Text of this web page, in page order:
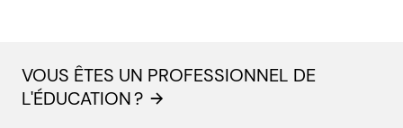
VOUS ÊTES UN PROFESSIONNEL DE
L'ÉDUCATION ?